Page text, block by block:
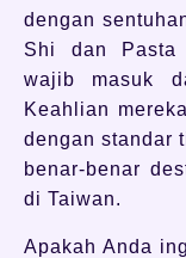
dengan
Shi dan Pasta
wajib masuk
Keahlian
dengan standar
benar-benar
di Taiwan.
Apakah Anda